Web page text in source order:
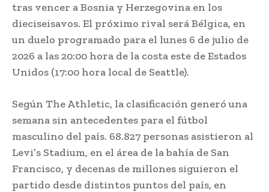
tras vencer a Bosnia y Herzegovina en los
dieciseisavos. El próximo rival será Bélgica, en
un duelo programado para el lunes 6 de julio de
2026 a las 20:00 hora de la costa este de Estados
Unidos (17:00 hora local de Seattle).
Según The Athletic, la clasificación generó una
semana sin antecedentes para el fútbol
masculino del país. 68.827 personas asistieron al
Levi’s Stadium, en el área de la bahía de San
Francisco, y decenas de millones siguieron el
partido desde distintos puntos del país, en